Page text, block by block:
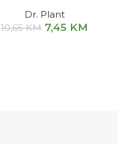
Dr. Plant
10,65KM 7,45 KM